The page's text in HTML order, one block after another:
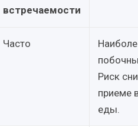
встречаемости
Часто
Риск
приеме
еды.